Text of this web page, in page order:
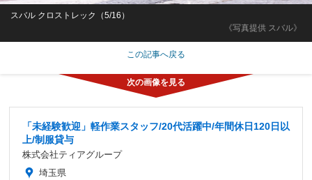
《写真提供 スバル》
スバル クロストレック（5/16）
この記事へ戻る
「未経験歓迎」軽作業スタッフ/20代活躍中/年間休日120日以
上/制服貸与
株式会社ティアグループ
埼玉県